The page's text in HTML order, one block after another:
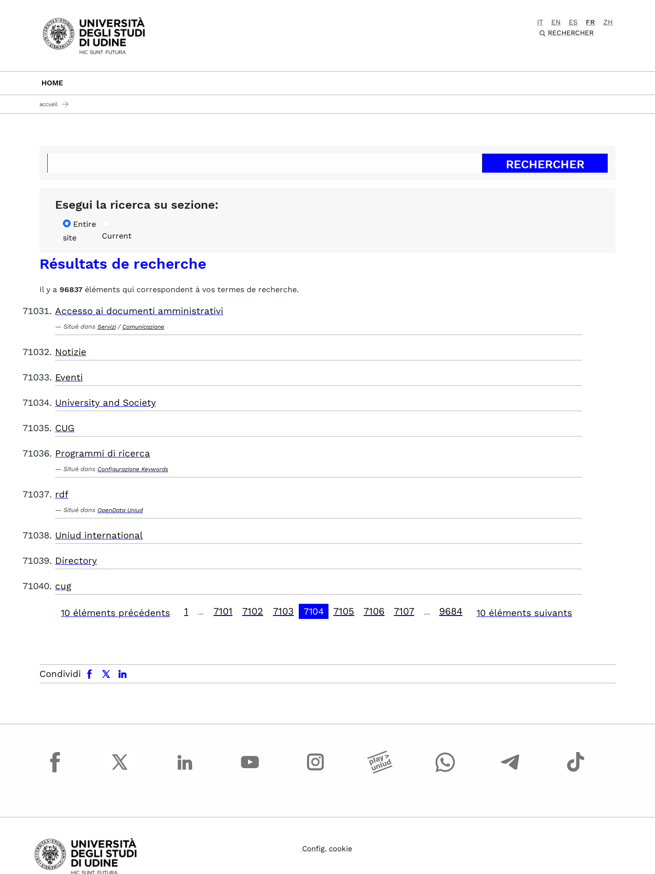
Passa al contenuto principale
IT EN ES FR
ZH
RECHERCHER
HOME
accueil
Esegui la ricerca su sezione:
Entire
site
Current
Résultats de recherche
Il y a 96837 éléments qui correspondent à vos termes de recherche.
Accesso ai documenti amministrativi
Situé dans Servizi / Comunicazione
Notizie
Eventi
University and Society
CUG
Programmi di ricerca
Situé dans Configurazione Keywords
rdf
Situé dans OpenData Uniud
Uniud international
Directory
cug
10 éléments précédents 1 7101 7102 7103 7104 7105 7106 7107 9684 10 éléments suivants
Condividi
facebook x.com linkedin
facebook
Config. cookie